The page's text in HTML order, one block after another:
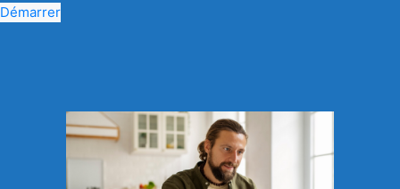
Démarrer